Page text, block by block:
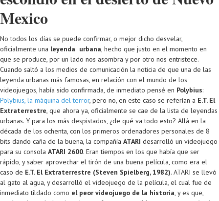
Mexico
No todos los días se puede confirmar, o mejor dicho desvelar,
oficialmente una leyenda urbana, hecho que justo en el momento en
que se produce, por un lado nos asombra y por otro nos entristece.
Cuando saltó a los medios de comunicación la noticia de que una de las
leyenda urbanas más famosas, en relación con el mundo de los
videojuegos, había sido confirmada, de inmediato pensé en Polybius:
Polybius, la máquina del terror, pero no, en este caso se referían a E.T. El
Extraterrestre, que ahora ya, oficialmente se cae de la lista de leyendas
urbanas. Y para los más despistados, ¿de qué va todo esto? Allá en la
década de los ochenta, con los primeros ordenadores personales de 8
bits dando caña de la buena, la compañía ATARI desarrolló un videojuego
para su consola ATARI 2600. Eran tiempos en los que había que ser
rápido, y saber aprovechar el tirón de una buena película, como era el
caso de E.T. El Extraterrestre (Steven Spielberg, 1982). ATARI se llevó
al gato al agua, y desarrolló el videojuego de la película, el cual fue de
inmediato tildado como el peor videojuego de la historia, y es que,